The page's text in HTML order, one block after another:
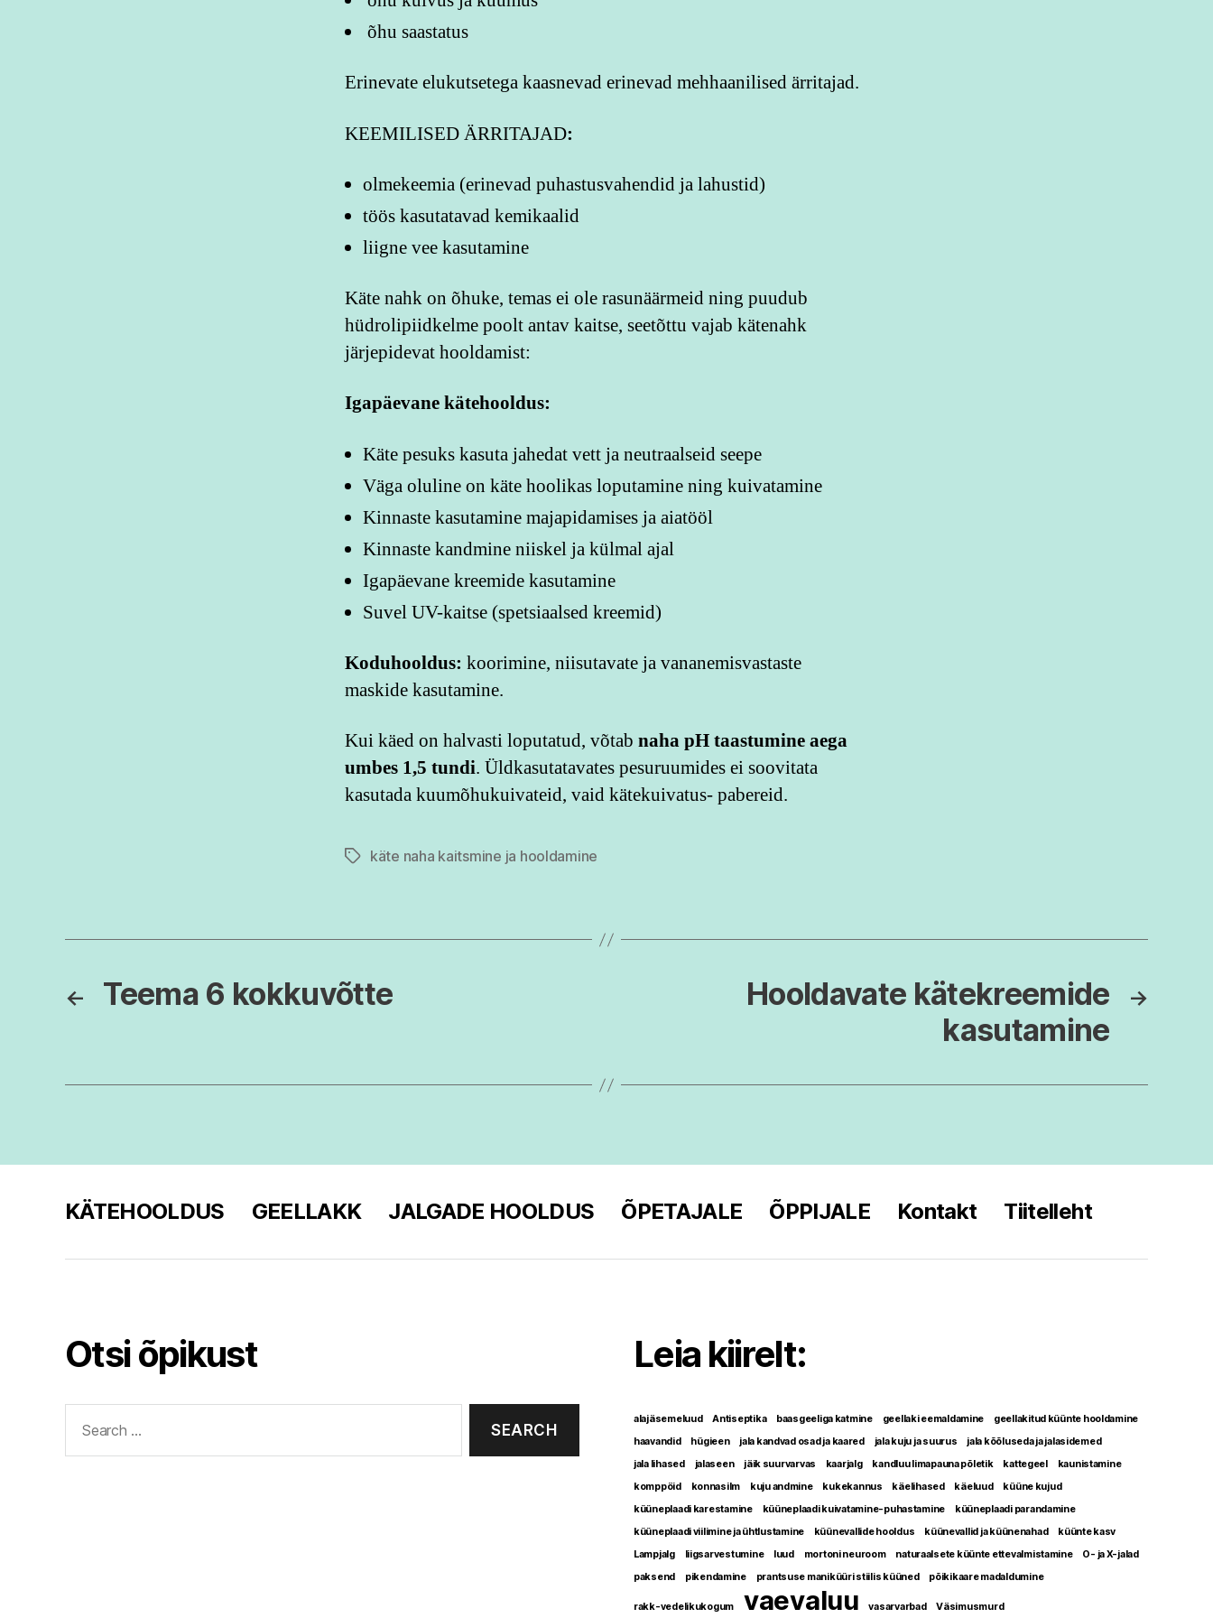
õhu saastatus
Erinevate elukutsetega kaasnevad erinevad mehhaanilised ärritajad.
KEEMILISED ÄRRITAJAD:
olmekeemia (erinevad puhastusvahendid ja lahustid)
töös kasutatavad kemikaalid
liigne vee kasutamine
Käte nahk on õhuke, temas ei ole rasunäärmeid ning puudub
hüdrolipiidkelme poolt antav kaitse, seetõttu vajab kätenahk
järjepidevat hooldamist:
Igapäevane kätehooldus:
Käte pesuks kasuta jahedat vett ja neutraalseid seepe
Väga oluline on käte hoolikas loputamine ning kuivatamine
Kinnaste kasutamine majapidamises ja aiatööl
Kinnaste kandmine niiskel ja külmal ajal
Igapäevane kreemide kasutamine
Suvel UV-kaitse (spetsiaalsed kreemid)
Koduhooldus: koorimine, niisutavate ja vananemisvastaste
maskide kasutamine.
Kui käed on halvasti loputatud, võtab naha pH taastumine aega
umbes 1,5 tundi. Üldkasutatavates pesuruumides ei soovitata
kasutada kuumõhukuivateid, vaid kätekuivatus- pabereid.
Tagskäte naha kaitsmine ja hooldamine
← Teema 6 kokkuvõtte →
Hooldavate kätekreemide
kasutamine
KÄTEHOOLDUS GEELLAKK JALGADE HOOLDUS ÕPETAJALE ÕPPIJALE Kontakt Tiitelleht
Otsi õpikust
for:
Leia kiirelt:
alajäsemeluud Antiseptika baasgeeliga katmine geellaki eemaldamine
geellakitud küünte hooldamine
haavandid
hügieen jala kandvad osad ja kaared jala kuju ja suurus
jala kõõluseda ja jalasidemed
jala lihased
jalaseen jäik suurvarvas kaarjalg kandluu limapauna põletik kattegeel
kaunistamine
komppöid
konnasilm kuju andmine kukekannus käelihased käeluud
küüne kujud
küüneplaadi karestamine
küüneplaadi kuivatamine-puhastamine
küüneplaadi parandamine
küüneplaadi viilimine ja ühtlustamine
küünevallide hooldus küünevallid ja küünenahad
küünte kasv
Lampjalg
liigsarvestumine luud mortoni neuroom naturaalsete küünte ettevalmistamine
O- ja X-jalad
paksend
pikendamine prantsuse maniküüri stiilis küüned põikikaare madaldumine
rakk-vedelikukogum vaevaluu vasarvarbad Väsimusmurd